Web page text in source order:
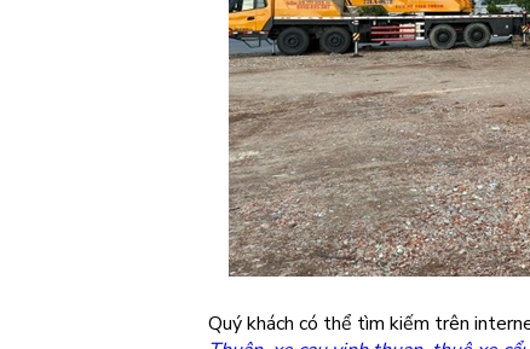
Quý khách có thể tìm kiếm trên